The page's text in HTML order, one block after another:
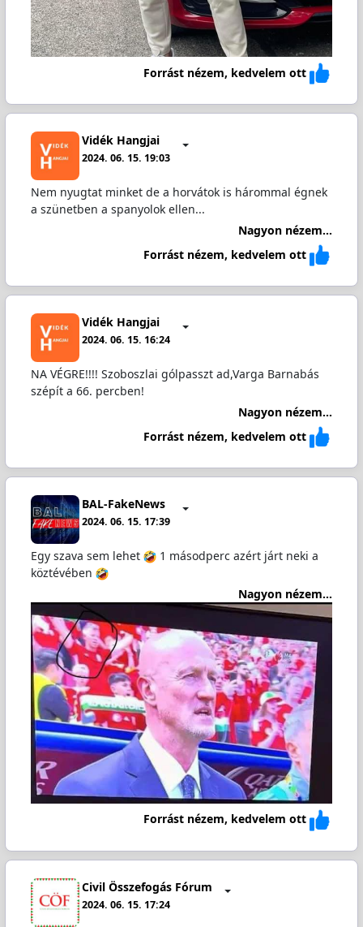
Forrást nézem, kedvelem ott
Vidék Hangjai
2024. 06. 15. 19:03
Nem nyugtat minket de a horvátok is hárommal égnek
a szünetben a spanyolok ellen...
Nagyon nézem...
Forrást nézem, kedvelem ott
Vidék Hangjai
2024. 06. 15. 16:24
NA VÉGRE!!!! Szoboszlai gólpasszt ad,Varga Barnabás
szépít a 66. percben!
Nagyon nézem...
Forrást nézem, kedvelem ott
BAL-FakeNews
2024. 06. 15. 17:39
Egy szava sem lehet
1 másodperc azért járt neki a
köztévében
Nagyon nézem...
Forrást nézem, kedvelem ott
Civil Összefogás Fórum
2024. 06. 15. 17:24